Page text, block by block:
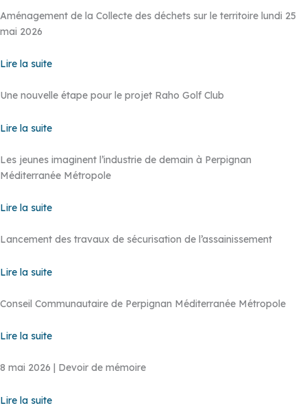
Aménagement de la Collecte des déchets sur le territoire lundi 25
mai 2026
Lire la suite
Une nouvelle étape pour le projet Raho Golf Club
Lire la suite
Les jeunes imaginent l’industrie de demain à Perpignan
Méditerranée Métropole
Lire la suite
Lancement des travaux de sécurisation de l’assainissement
Lire la suite
Conseil Communautaire de Perpignan Méditerranée Métropole
Lire la suite
8 mai 2026 | Devoir de mémoire
Lire la suite